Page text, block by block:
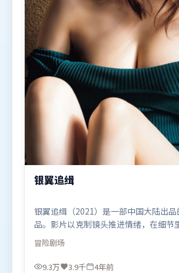
银翼追缉
银翼追缉（2021）是一部中国大陆出
品。影片以克制镜头推进情绪，在细节
直至最后一刻才揭开谜底。叙事线索多
在关键节点收束。由陈思诚执导，杨幂
胡歌，秦海璐、肖战、易烊千玺等联袂
冒险剧场
9.3万 3.9千 4年前